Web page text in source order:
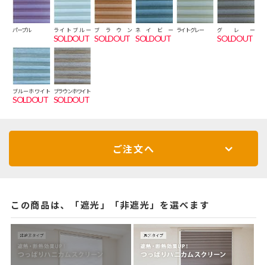
パープル ライトブルー
SOLDOUT
ブラウン
SOLDOUT
ネイビー
SOLDOUT
ライトグレー グレー
SOLDOUT
ブルーホワイト
SOLDOUT
ブラウンホワイト
SOLDOUT
ご注文へ
この商品は、「遮光」「非遮光」を選べます